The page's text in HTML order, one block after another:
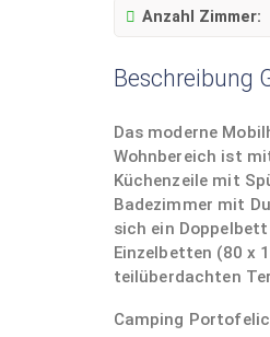
Anzahl Zimmer:
Beschreibung
Das moderne
Wohnbereich ist
Küchenzeile mit
Badezimmer mit
sich ein
Einzelbetten (80 x
teilüberdachten
Camping